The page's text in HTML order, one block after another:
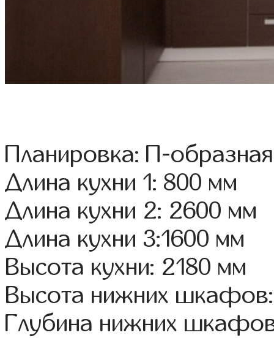
Планировка: П-образная
Длина кухни 1: 800 мм
Длина кухни 2: 2600 мм
Длина кухни 3:1600 мм
Высота кухни: 2180 мм
Высота нижних
Глубина нижних